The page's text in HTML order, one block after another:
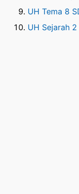
UH Tema 8
UH Sejarah 2